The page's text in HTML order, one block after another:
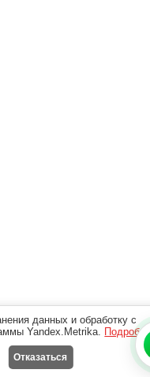
данных и обработку с
Yandex.Metrika.
Отказаться